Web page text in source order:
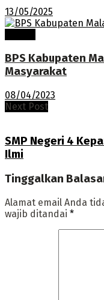
13/05/2025
BPS Kabupaten
Masyarakat
08/04/2023
Next Post
SMP Negeri 4
Ilmi
Tinggalkan
Alamat email Anda
wajib ditandai *